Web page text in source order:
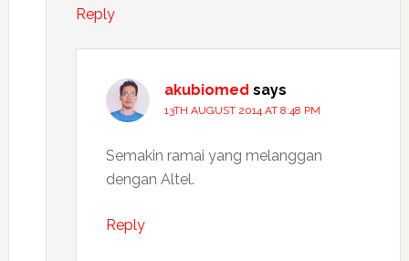
Reply
akubiomed says
13TH AUGUST 2014 AT 8:48 PM
Semakin ramai yang melanggan
dengan Altel.
Reply